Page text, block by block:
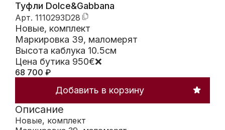
Туфли Dolce&Gabbana
Арт. 1110293D28
Новые, комплект
Маркировка 39, маломерят
Высота каблука 10.5см
Цена бутика 950€❌
68 700 ₽
Добавить в корзину
Описание
Новые, комплект